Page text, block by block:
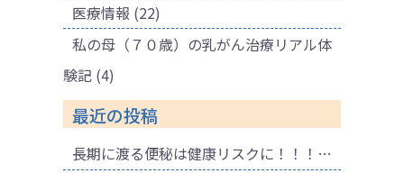
医療情報 (22)
私の母（７０歳）の乳がん治療リアル体
験記 (4)
最近の投稿
長期に渡る便秘は健康リスクに！！！ 腐敗物質が溜まり健康に悪影響も！肌荒れの原因にも！